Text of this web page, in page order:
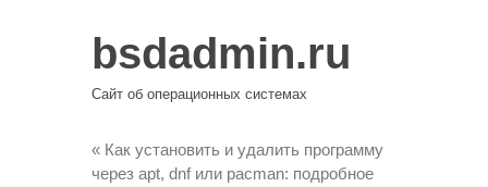
bsdadmin.ru
Сайт об операционных системах
« Как установить и удалить программу
через apt, dnf или pacman: подробное